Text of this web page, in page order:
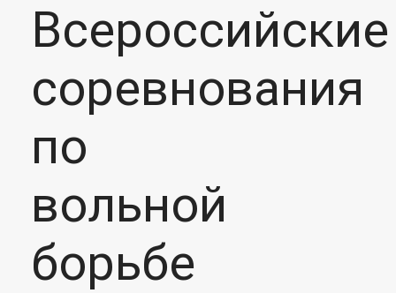
Всероссийские
соревнования
по
вольной
борьбе